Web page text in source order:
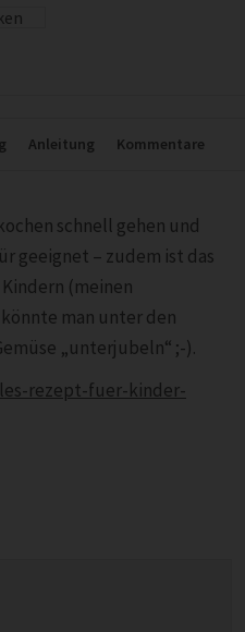
Anleitung Kommentare
schnell gehen und
geeignet – zudem ist das
(meinen
man unter den
„unterjubeln“ ;-).
rezept-fuer-kinder-